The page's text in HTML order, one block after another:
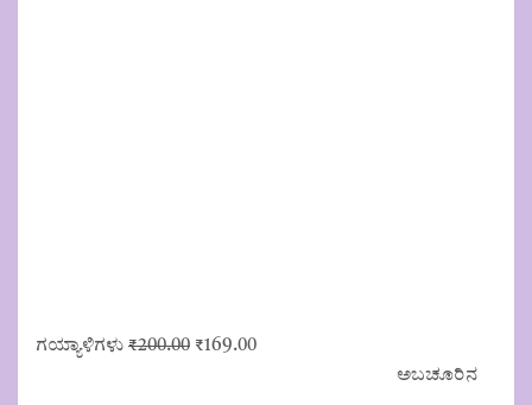
ಗಯ್ಯಾಳಿಗಳು ₹200.00 Original
₹169.00Current
ಅಬಚೂರಿನ